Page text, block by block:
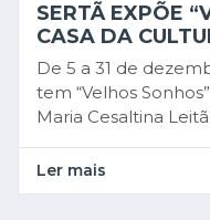
SERTÃ EXPÕE
CASA DA
De 5 a 31 de
tem “Velhos
Maria Cesaltina
Ler mais